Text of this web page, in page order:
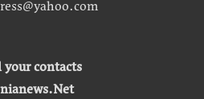
your contacts